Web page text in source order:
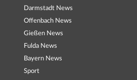
Darmstadt News
Offenbach News
Gießen News
Fulda News
Bayern News
Sport